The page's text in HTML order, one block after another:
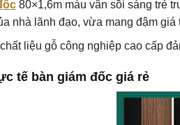
80×1,6m màu vân sồi sáng trẻ
nhà lãnh đạo, vừa mang đậm giá
liệu gỗ công nghiệp cao cấp
tế bàn giám đốc giá rẻ